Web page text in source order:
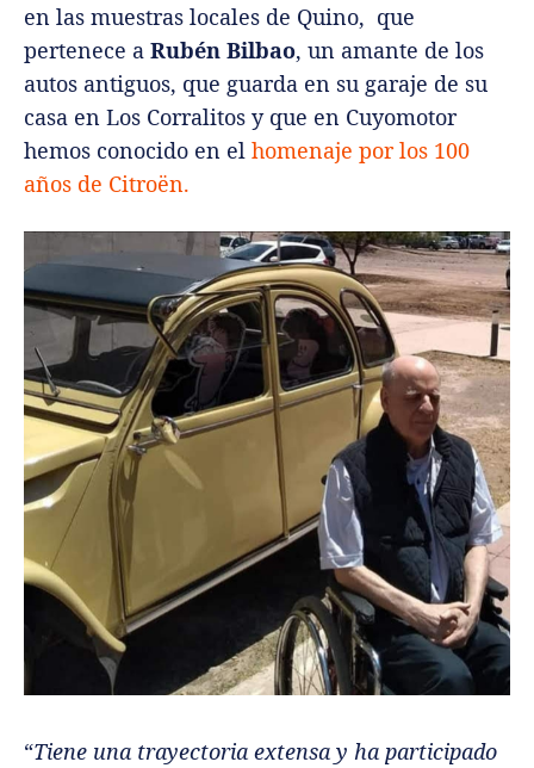
en las muestras locales de Quino, que
pertenece a Rubén Bilbao, un amante de los
autos antiguos, que guarda en su garaje de su
casa en Los Corralitos y que en Cuyomotor
hemos conocido en el homenaje por los 100
años de Citroën.
“Tiene una trayectoria extensa y ha participado